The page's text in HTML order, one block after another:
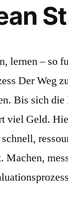
lernen – so
Der Weg
Bis sich
viel Geld.
Machen,